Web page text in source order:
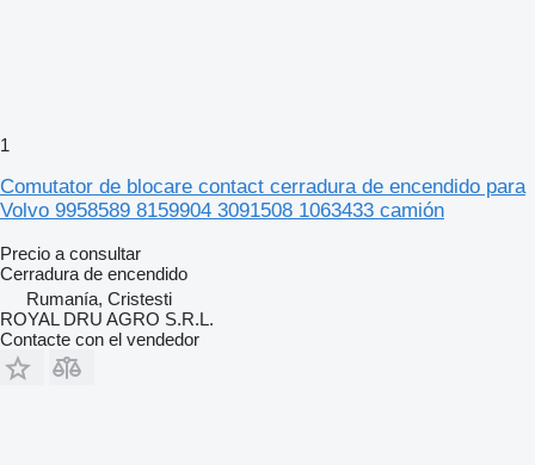
1
Comutator de blocare contact cerradura de encendido para
Volvo 9958589 8159904 3091508 1063433 camión
Precio a consultar
Cerradura de encendido
Rumanía, Cristesti
ROYAL DRU AGRO S.R.L.
Contacte con el vendedor